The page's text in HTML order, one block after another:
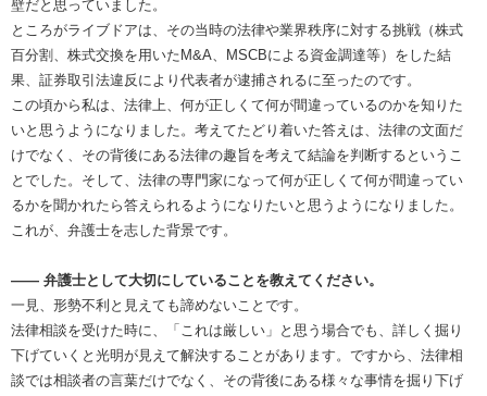
壁だと思っていました。
ところがライブドアは、その当時の法律や業界秩序に対する挑戦（株式
百分割、株式交換を用いたM&A、MSCBによる資金調達等）をした結
果、証券取引法違反により代表者が逮捕されるに至ったのです。
この頃から私は、法律上、何が正しくて何が間違っているのかを知りた
いと思うようになりました。考えてたどり着いた答えは、法律の文面だ
けでなく、その背後にある法律の趣旨を考えて結論を判断するというこ
とでした。そして、法律の専門家になって何が正しくて何が間違ってい
るかを聞かれたら答えられるようになりたいと思うようになりました。
これが、弁護士を志した背景です。
―― 弁護士として大切にしていることを教えてください。
一見、形勢不利と見えても諦めないことです。
法律相談を受けた時に、「これは厳しい」と思う場合でも、詳しく掘り
下げていくと光明が見えて解決することがあります。ですから、法律相
談では相談者の言葉だけでなく、その背後にある様々な事情を掘り下げ